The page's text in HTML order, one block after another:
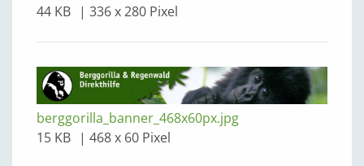
44 KB
336 x 280 Pixel
berggorilla_banner_468x60px.jpg
15 KB
468 x 60 Pixel